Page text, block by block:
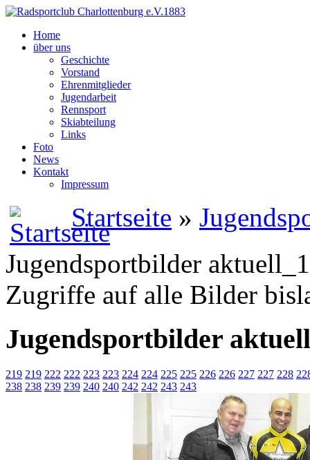
Home
über uns
Geschichte
Vorstand
Ehrenmitglieder
Jugendarbeit
Rennsport
Skiabteilung
Links
Foto
News
Kontakt
Impressum
Startseite »
Jugendsportbilder aktuell_1
Zugriffe auf alle Bilder
Jugendsportbilder
219 219 222 222 223 223 224 224 225 225 226 226 227 227 228
238 238 239 239 240 240 242 242 243 243